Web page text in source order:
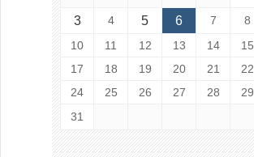
3 4 5 6 7 8
10
11 12 13 14 15
17
18 19 20 21 22
24
25 26 27 28 29
31